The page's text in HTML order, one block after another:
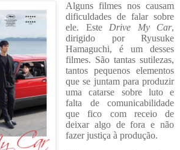
Alguns filmes nos causam
dificuldades de falar sobre
ele. Este Drive My Car,
dirigido por Ryusuke
Hamaguchi, é um desses
filmes. São tantas sutilezas,
tantos pequenos elementos
que se juntam para produzir
uma catarse sobre luto e
falta de comunicabilidade
que fico com receio de
deixar algo de fora e não
fazer justiça à produção.